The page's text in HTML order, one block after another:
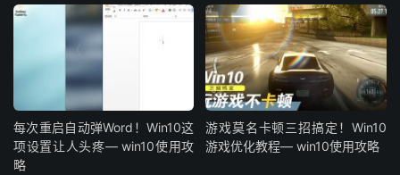
每次重启自动弹Word！Win10这
项设置让人头疼— win10使用攻
略
游戏莫名卡顿三招搞定！Win10
游戏优化教程— win10使用攻略